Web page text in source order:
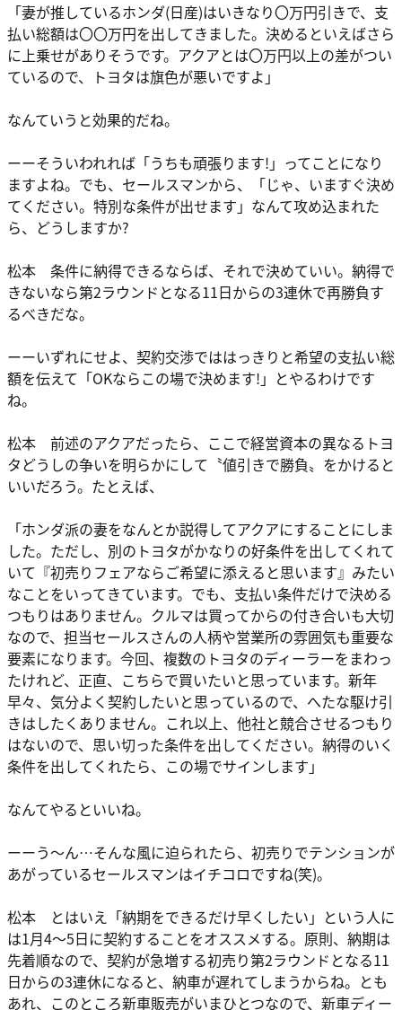
「妻が推しているホンダ(日産)はいきなり〇万円引きで、支
払い総額は〇〇万円を出してきました。決めるといえばさら
に上乗せがありそうです。アクアとは〇万円以上の差がつい
ているので、トヨタは旗色が悪いですよ」
なんていうと効果的だね。
ーーそういわれれば「うちも頑張ります!」ってことになり
ますよね。でも、セールスマンから、「じゃ、いますぐ決め
てください。特別な条件が出せます」なんて攻め込まれた
ら、どうしますか?
松本 条件に納得できるならば、それで決めていい。納得で
きないなら第2ラウンドとなる11日からの3連休で再勝負す
るべきだな。
ーーいずれにせよ、契約交渉でははっきりと希望の支払い総
額を伝えて「OKならこの場で決めます!」とやるわけです
ね。
松本 前述のアクアだったら、ここで経営資本の異なるトヨ
タどうしの争いを明らかにして〝値引きで勝負〟をかけると
いいだろう。たとえば、
「ホンダ派の妻をなんとか説得してアクアにすることにしま
した。ただし、別のトヨタがかなりの好条件を出してくれて
いて『初売りフェアならご希望に添えると思います』みたい
なことをいってきています。でも、支払い条件だけで決める
つもりはありません。クルマは買ってからの付き合いも大切
なので、担当セールスさんの人柄や営業所の雰囲気も重要な
要素になります。今回、複数のトヨタのディーラーをまわっ
たけれど、正直、こちらで買いたいと思っています。新年
早々、気分よく契約したいと思っているので、へたな駆け引
きはしたくありません。これ以上、他社と競合させるつもり
はないので、思い切った条件を出してください。納得のいく
条件を出してくれたら、この場でサインします」
なんてやるといいね。
ーーう～ん…そんな風に迫られたら、初売りでテンションが
あがっているセールスマンはイチコロですね(笑)。
松本 とはいえ「納期をできるだけ早くしたい」という人に
は1月4～5日に契約することをオススメする。原則、納期は
先着順なので、契約が急増する初売り第2ラウンドとなる11
日からの3連休になると、納車が遅れてしまうからね。とも
あれ、このところ新車販売がいまひとつなので、新車ディー